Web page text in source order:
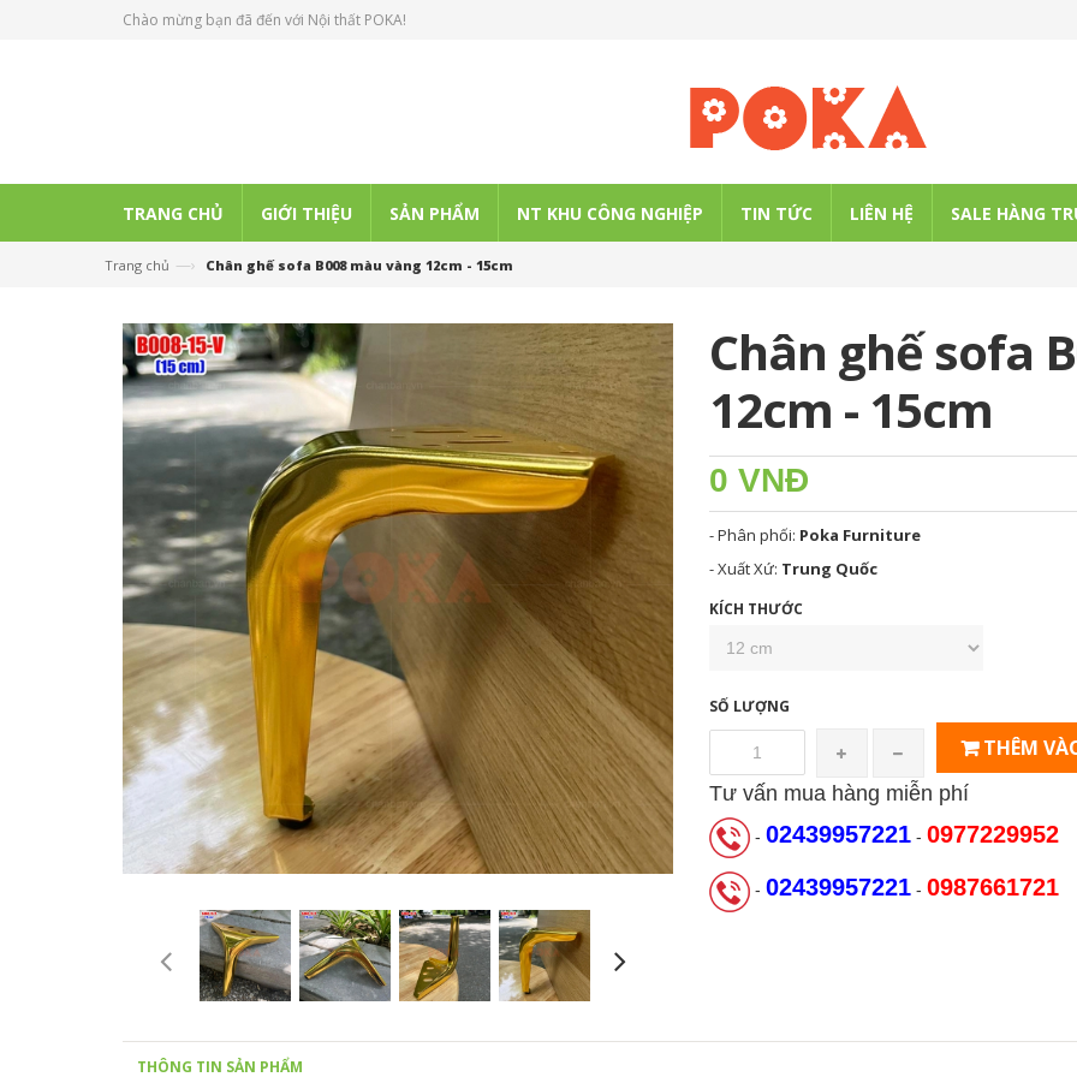
Chào mừng bạn đã đến với Nội thất POKA!
TRANG CHỦ GIỚI THIỆU SẢN PHẨM NT KHU CÔNG NGHIỆP TIN TỨC LIÊN HỆ SALE HÀNG
Trang chủ —› Chân ghế sofa B008 màu vàng 12cm - 15cm
Chân ghế sofa
12cm - 15cm
0 VNĐ
- Phân phối: Poka Furniture
- Xuất Xứ: Trung Quốc
KÍCH THƯỚC
SỐ LƯỢNG
THÊM
Tư vấn mua hàng miễn phí
- 02439957221- 0977229952
- 02439957221- 0987661721
THÔNG TIN SẢN PHẨM